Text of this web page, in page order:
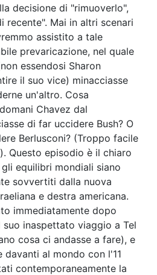
decisione di "rimuoverlo",
recente". Mai in altri scenari
assistito a tale
prevaricazione, nel quale
essendosi Sharon
il suo vice) minacciasse
un'altro. Cosa
Chavez dal
di far uccidere Bush? O
Berlusconi? (Troppo facile
Questo episodio è il chiaro
equilibri mondiali siano
sovvertiti dalla nuova
e destra americana.
immediatamente dopo
inaspettato viaggio a Tel
cosa ci andasse a fare), e
al mondo con l'11
contemporaneamente la